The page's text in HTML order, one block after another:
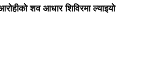
शव आधार शिविरमा ल्याइयो